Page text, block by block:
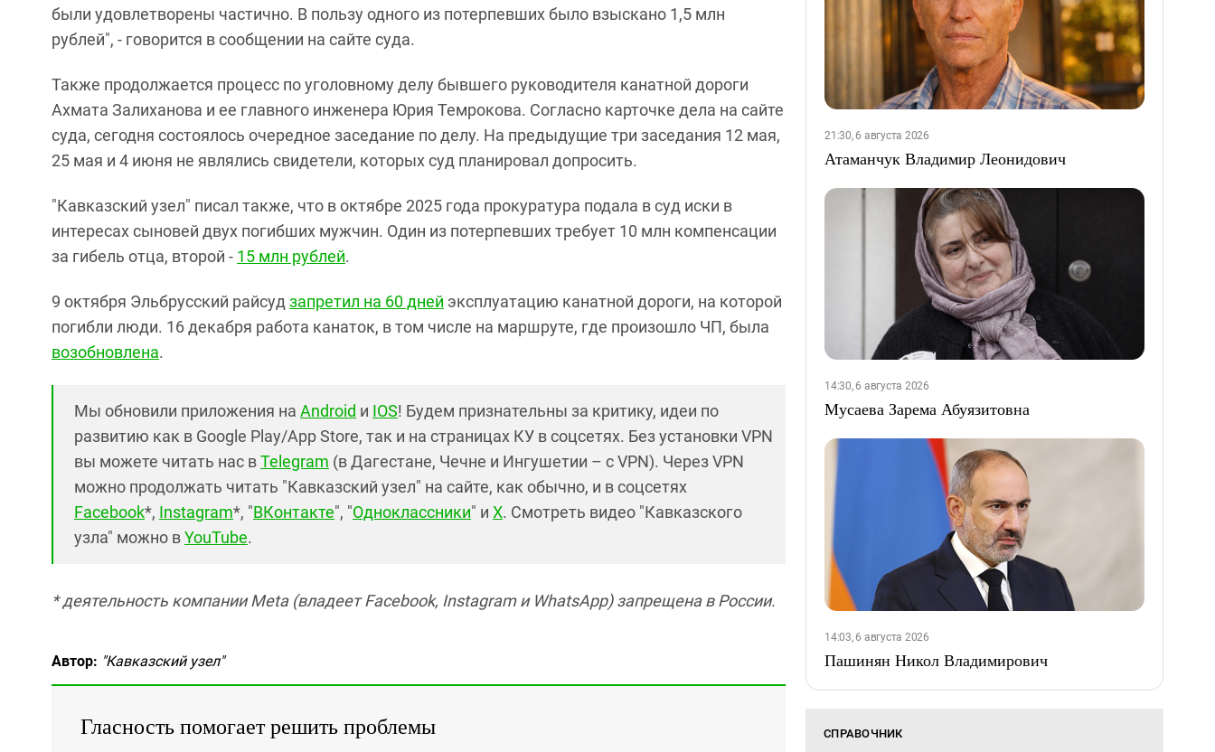
были удовлетворены частично. В пользу одного из потерпевших было взыскано 1,5 млн
рублей", - говорится в сообщении на сайте суда.
Также продолжается процесс по уголовному делу бывшего руководителя канатной дороги
Ахмата Залиханова и ее главного инженера Юрия Темрокова. Согласно карточке дела на сайте
суда, сегодня состоялось очередное заседание по делу. На предыдущие три заседания 12 мая,
25 мая и 4 июня не являлись свидетели, которых суд планировал допросить.
"Кавказский узел" писал также, что в октябре 2025 года прокуратура подала в суд иски в
интересах сыновей двух погибших мужчин. Один из потерпевших требует 10 млн компенсации
за гибель отца, второй - 15 млн рублей.
9 октября Эльбрусский райсудзапретил на 60 дней эксплуатацию канатной дороги, на которой
погибли люди. 16 декабря работа канаток, в том числе на маршруте, где произошло ЧП, была
возобновлена.
Мы обновили приложения на Android и IOS! Будем признательны за критику, идеи по
развитию как в Google Play/App Store, так и на страницах КУ в соцсетях. Без установки VPN
вы можете читать нас вTelegram (в Дагестане, Чечне и Ингушетии – с VPN). Через VPN
можно продолжать читать "Кавказский узел" на сайте, как обычно, и в соцсетях
Facebook*, Instagram*, "ВКонтакте", "Одноклассники" и X. Смотреть видео "Кавказского
узла" можно вYouTube.
* деятельность компании Meta (владеет Facebook, Instagram и WhatsApp) запрещена в России.
Автор: "Кавказский узел"
Гласность помогает решить проблемы
21:30, 6 августа 2026
Атаманчук Владимир Леонидович
14:30, 6 августа 2026
Мусаева Зарема Абуязитовна
14:03, 6 августа 2026
Пашинян Никол Владимирович
СПРАВОЧНИК